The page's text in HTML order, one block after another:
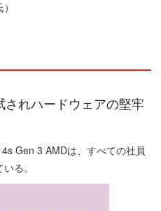
れハードウェアの堅牢
Gen 3 AMDは、すべての社員
いる。